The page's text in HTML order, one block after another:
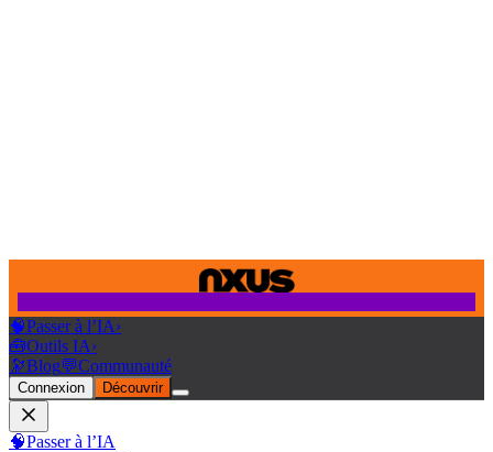
🧠Passer à l’IA›
🧰Outils IA›
🔭Blog💬Communauté
Connexion Découvrir
🧠Passer à l’IA